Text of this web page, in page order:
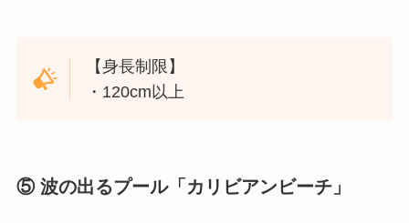
【身長制限】
・120cm以上
⑤ 波の出るプール「カリビアンビーチ」